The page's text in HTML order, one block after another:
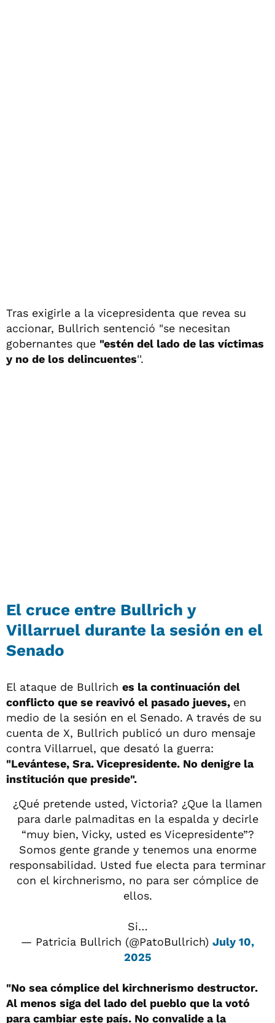
Tras exigirle a la vicepresidenta que revea su
accionar, Bullrich sentenció "se necesitan
gobernantes que "estén del lado de las víctimas
y no de los delincuentes''.
El cruce entre Bullrich y
Villarruel durante la sesión en el
Senado
El ataque de Bullrich es la continuación del
conflicto que se reavivó el pasado jueves, en
medio de la sesión en el Senado. A través de su
cuenta de X, Bullrich publicó un duro mensaje
contra Villarruel, que desató la guerra:
"Levántese, Sra. Vicepresidente. No denigre la
institución que preside".
¿Qué pretende usted, Victoria? ¿Que la llamen
para darle palmaditas en la espalda y decirle
“muy bien, Vicky, usted es Vicepresidente”?
Somos gente grande y tenemos una enorme
responsabilidad. Usted fue electa para terminar
con el kirchnerismo, no para ser cómplice de
ellos.
Si…
— Patricia Bullrich (@PatoBullrich) July 10,
2025
"No sea cómplice del kirchnerismo destructor.
Al menos siga del lado del pueblo que la votó
para cambiar este país. No convalide a la